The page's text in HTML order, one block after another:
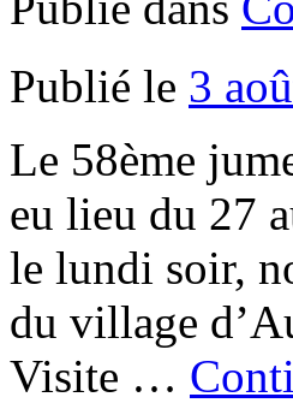
Publié le 3
Le 58ème
eu lieu du 27
le lundi soir,
du village
Visite …